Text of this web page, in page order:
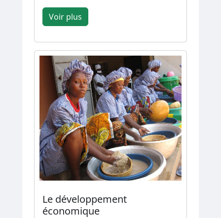
Voir plus
Le développement
économique